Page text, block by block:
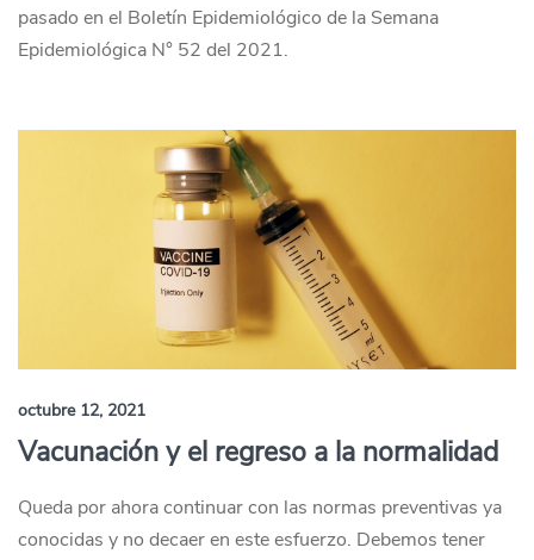
pasado en el Boletín Epidemiológico de la Semana
Epidemiológica N° 52 del 2021.
octubre 12, 2021
Vacunación y el regreso a la normalidad
Queda por ahora continuar con las normas preventivas ya
conocidas y no decaer en este esfuerzo. Debemos tener